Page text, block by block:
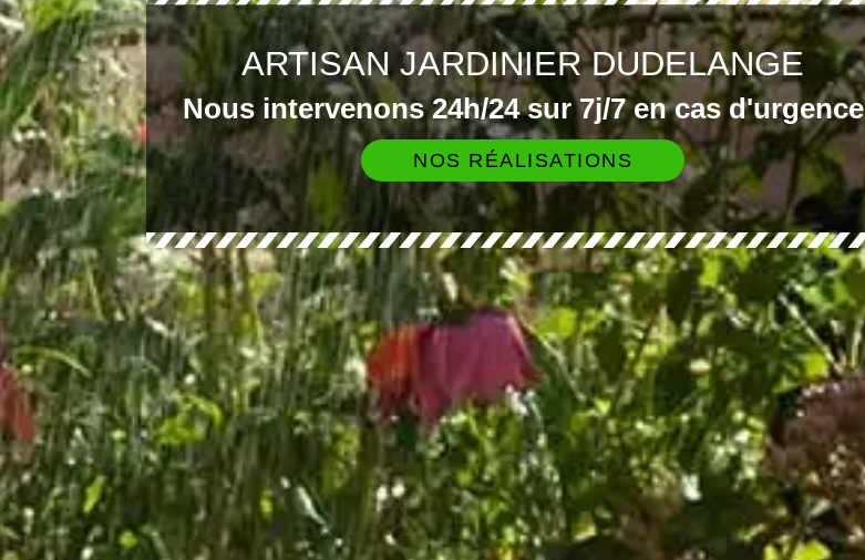
ARTISAN JARDINIER DUDELANGE
Nous intervenons 24h/24 sur 7j/7 en cas d'urgence
NOS RÉALISATIONS